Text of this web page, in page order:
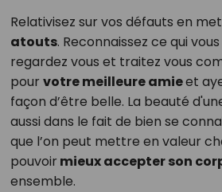
Relativisez sur vos défauts en
atouts. Reconnaissez ce qui
regardez vous et traitez vous
pour votre meilleure amieet
façon d’être belle. La beauté
aussi dans le fait de bien se
que l’on peut mettre en valeur
pouvoir mieux accepter son
ensemble.